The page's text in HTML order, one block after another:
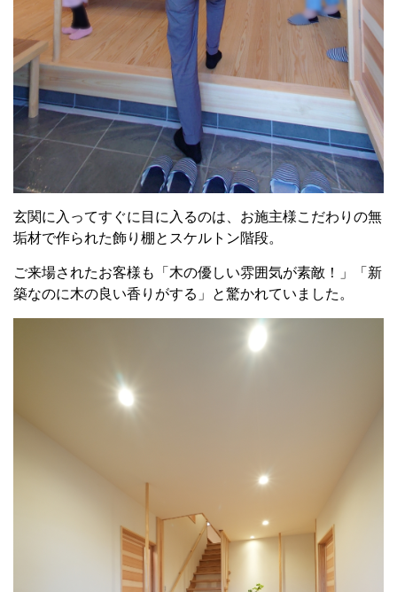
玄関に入ってすぐに目に入るのは、お施主様こだわりの無
垢材で作られた飾り棚とスケルトン階段。
ご来場されたお客様も「木の優しい雰囲気が素敵！」「新
築なのに木の良い香りがする」と驚かれていました。